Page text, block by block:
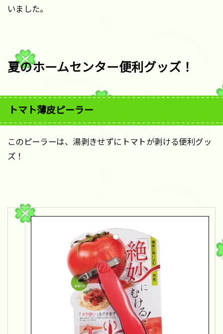
いました。
夏のホームセンター便利グッズ！
トマト薄皮ピーラー
このピーラーは、湯剥きせずにトマトが剥ける便利グッ
ズ！